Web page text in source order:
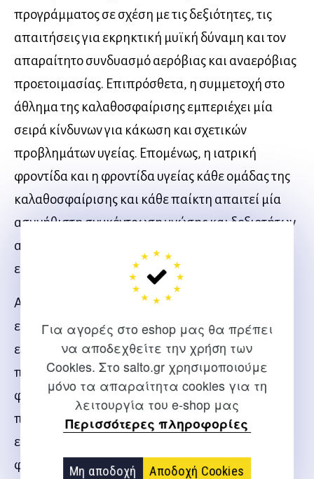
Για αγορές στο eshop μας θα πρέπει
να αποδεχθείτε την χρήση των
Cookies. Στο salto.gr χρησιμοποιούμε
μόνο τα απαραίτητα cookies για τη
λειτουργία του e-shop μας
Περισσότερες πληροφορίες
Μη αποδοχή Αποδοχή Cookies
προγράμματος σε σχέση με τις δεξιότητες, τις
απαιτήσεις για εκρηκτική μυϊκή δύναμη και τον
απαραίτητο συνδυασμό αερόβιας και αναερόβιας
προετοιμασίας. Επιπρόσθετα, η συμμετοχή στο
άθλημα της καλαθοσφαίρισης εμπεριέχει μία
σειρά κίνδυνων για κάκωση και σχετικών
προβλημάτων υγείας. Επομένως, η ιατρική
φροντίδα και η φροντίδα υγείας κάθε ομάδας της
καλαθοσφαίρισης και κάθε παίκτη απαιτεί μία
ασυνήθιστη συγκέντρωση γνώσης και δεξιοτήτων
από την πλευρά του κάθε εμπλεκόμενου
επαγγελματία υγείας.
Αυτό το εγχειρίδιο δεν παρουσιάζει μόνο βασική
επιστημονική και κλινική πληροφόρηση, αλλά ο
εκδότης και οι συγγραφείς περιλαμβάνουν κάθε
πλευρά φροντίδας υγείας και της ιατρικής
φροντίδας του συμμετέχοντα αθλητή. Σε αυτές
περιλαμβάνονται η πρόληψη των κακώσεων, οι
ειδικές ανάγκες συγκεκριμένων ομάδων, η άμεση
φροντίδα των κακώσεων, η θεραπεία των